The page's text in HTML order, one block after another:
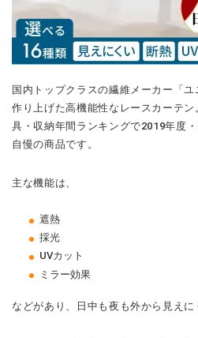
国内トップクラスの繊維メーカー「
作り上げた高機能性なレースカーテ
具・収納年間ランキングで2019年度
自慢の商品です。
主な機能は、
遮熱
採光
UVカット
ミラー効果
などがあり、日中も夜も外から見えに